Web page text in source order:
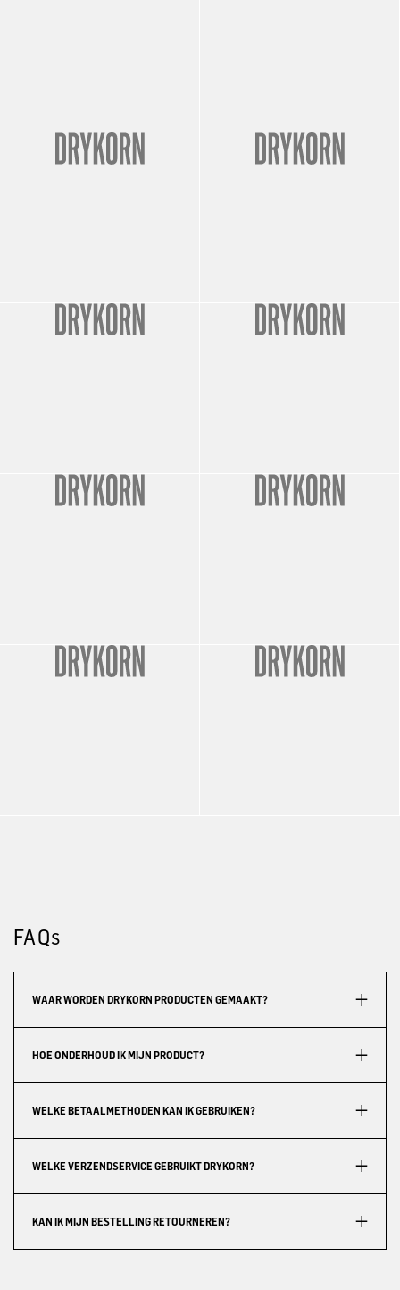
FAQs
WAAR WORDEN DRYKORN PRODUCTEN GEMAAKT?
HOE ONDERHOUD IK MIJN PRODUCT?
WELKE BETAALMETHODEN KAN IK GEBRUIKEN?
WELKE VERZENDSERVICE GEBRUIKT DRYKORN?
KAN IK MIJN BESTELLING RETOURNEREN?